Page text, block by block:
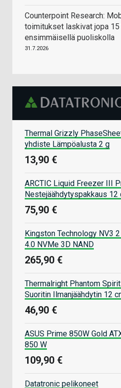
Counterpoint Research:
toimitukset laskivat jopa 15
ensimmäisellä puoliskolla
31.7.2026
Thermal Grizzly
yhdiste Lämpöalusta 2 g
13,90 €
ARCTIC Liquid Freezer III
Nestejäähdytyspakkaus 12
75,90 €
Kingston Technology NV3
4.0 NVMe 3D NAND
265,90 €
Thermalright Phantom
Suoritin Ilmanjäähdytin 12
46,90 €
ASUS Prime 850W Gold
850 W
109,90 €
Datatronic pelikoneet